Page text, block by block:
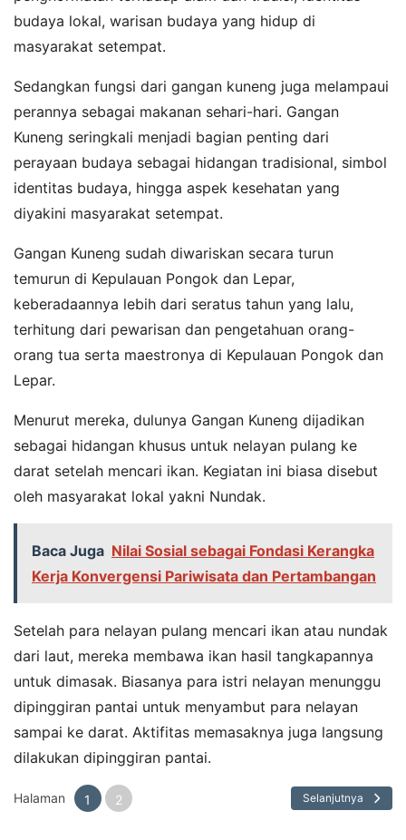
budaya lokal, warisan budaya yang hidup di
masyarakat setempat.
Sedangkan fungsi dari gangan kuneng juga melampaui
perannya sebagai makanan sehari-hari. Gangan
Kuneng seringkali menjadi bagian penting dari
perayaan budaya sebagai hidangan tradisional, simbol
identitas budaya, hingga aspek kesehatan yang
diyakini masyarakat setempat.
Gangan Kuneng sudah diwariskan secara turun
temurun di Kepulauan Pongok dan Lepar,
keberadaannya lebih dari seratus tahun yang lalu,
terhitung dari pewarisan dan pengetahuan orang-
orang tua serta maestronya di Kepulauan Pongok dan
Lepar.
Menurut mereka, dulunya Gangan Kuneng dijadikan
sebagai hidangan khusus untuk nelayan pulang ke
darat setelah mencari ikan. Kegiatan ini biasa disebut
oleh masyarakat lokal yakni Nundak.
Baca Juga Nilai Sosial sebagai Fondasi Kerangka
Kerja Konvergensi Pariwisata dan Pertambangan
Setelah para nelayan pulang mencari ikan atau nundak
dari laut, mereka membawa ikan hasil tangkapannya
untuk dimasak. Biasanya para istri nelayan menunggu
dipinggiran pantai untuk menyambut para nelayan
sampai ke darat. Aktifitas memasaknya juga langsung
dilakukan dipinggiran pantai.
Halaman 1 2 Selanjutnya